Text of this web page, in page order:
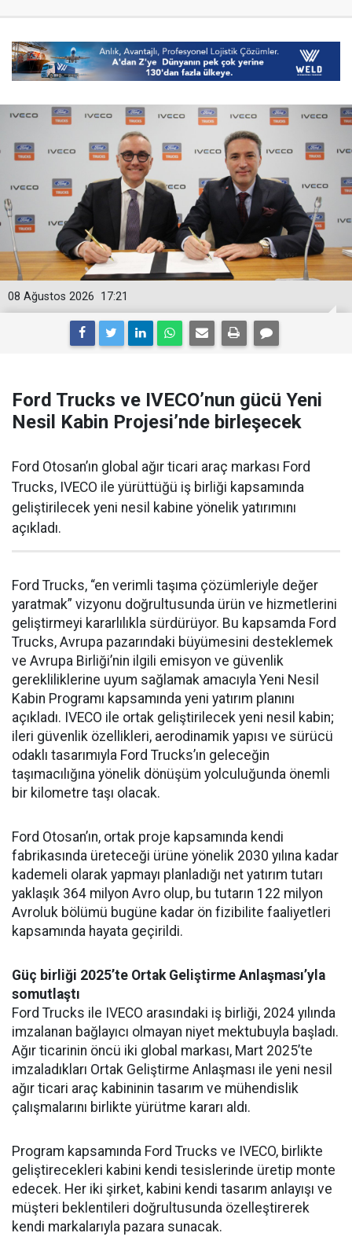
17:21
08 Ağustos 2026
Ford Trucks ve IVECO’nun gücü Yeni
Nesil Kabin Projesi’nde birleşecek
Ford Otosan’ın global ağır ticari araç markası Ford
Trucks, IVECO ile yürüttüğü iş birliği kapsamında
geliştirilecek yeni nesil kabine yönelik yatırımını
açıkladı.
Ford Trucks, “en verimli taşıma çözümleriyle değer
yaratmak” vizyonu doğrultusunda ürün ve hizmetlerini
geliştirmeyi kararlılıkla sürdürüyor. Bu kapsamda Ford
Trucks, Avrupa pazarındaki büyümesini desteklemek
ve Avrupa Birliği’nin ilgili emisyon ve güvenlik
gerekliliklerine uyum sağlamak amacıyla Yeni Nesil
Kabin Programı kapsamında yeni yatırım planını
açıkladı. IVECO ile ortak geliştirilecek yeni nesil kabin;
ileri güvenlik özellikleri, aerodinamik yapısı ve sürücü
odaklı tasarımıyla Ford Trucks’ın geleceğin
taşımacılığına yönelik dönüşüm yolculuğunda önemli
bir kilometre taşı olacak.
Ford Otosan’ın, ortak proje kapsamında kendi
fabrikasında üreteceği ürüne yönelik 2030 yılına kadar
kademeli olarak yapmayı planladığı net yatırım tutarı
yaklaşık 364 milyon Avro olup, bu tutarın 122 milyon
Avroluk bölümü bugüne kadar ön fizibilite faaliyetleri
kapsamında hayata geçirildi.
Güç birliği 2025’te Ortak Geliştirme Anlaşması’yla
somutlaştı
Ford Trucks ile IVECO arasındaki iş birliği, 2024 yılında
imzalanan bağlayıcı olmayan niyet mektubuyla başladı.
Ağır ticarinin öncü iki global markası, Mart 2025’te
imzaladıkları Ortak Geliştirme Anlaşması ile yeni nesil
ağır ticari araç kabininin tasarım ve mühendislik
çalışmalarını birlikte yürütme kararı aldı.
Program kapsamında Ford Trucks ve IVECO, birlikte
geliştirecekleri kabini kendi tesislerinde üretip monte
edecek. Her iki şirket, kabini kendi tasarım anlayışı ve
müşteri beklentileri doğrultusunda özelleştirerek
kendi markalarıyla pazara sunacak.